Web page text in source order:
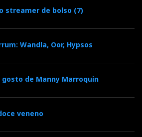
streamer de bolso (7)
Wandla, Oor, Hypsos
gosto de Manny Marroquin
veneno